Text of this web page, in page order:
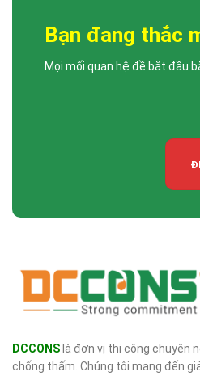
Bạn đang thắc
Mọi mối quan hệ đề bắt đầu
DCCONS là đơn vị thi công chuyên
chống thấm. Chúng tôi mang đến